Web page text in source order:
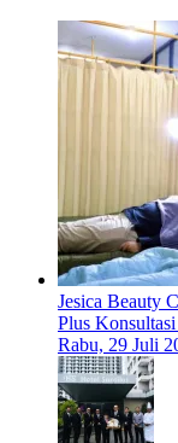
Jesica Beauty
Plus
Rabu, 29 Juli